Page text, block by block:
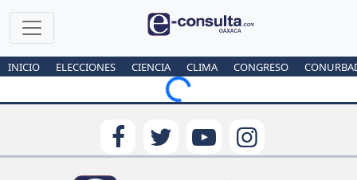
INICIO ELECCIONES CIENCIA CLIMA CONGRESO
Loading...